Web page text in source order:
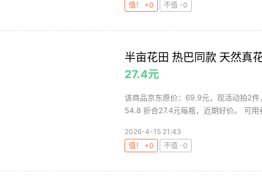
值！ +0
不值 -0
半亩花田 热巴同款 天然真
27.4元
该商品京东原价：69.9元，现活动拍2
54.8 折合27.4元每瓶，近期好价。 可用
2026-4-15 21:43
值！ +0
不值 -0